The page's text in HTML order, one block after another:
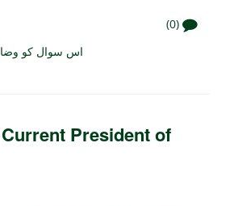
(0)
اس سوال کو
President of